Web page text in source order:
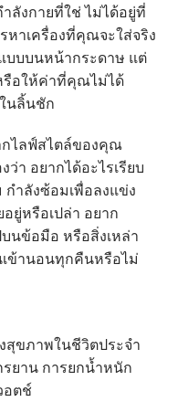
ลังกายที่ใช่ ไม่ได้อยู่ที่
หาเครื่องที่คุณจะใส่จริง
บบนหน้ากระดาษ แต่
รือให้ค่าที่คุณไม่ได้
นลิ้นชัก
กไลฟ์สไตล์ของคุณ
า อยากได้อะไรเรียบ
กำลังซ้อมเพื่อลงแข่ง
ยู่หรือเปล่า อยาก
นข้อมือ หรือสิ่งเหล่า
ข้านอนทุกคืนหรือไม่
สุขภาพในชีวิตประจำ
ยาน การยกน้ำหนัก
อตช์